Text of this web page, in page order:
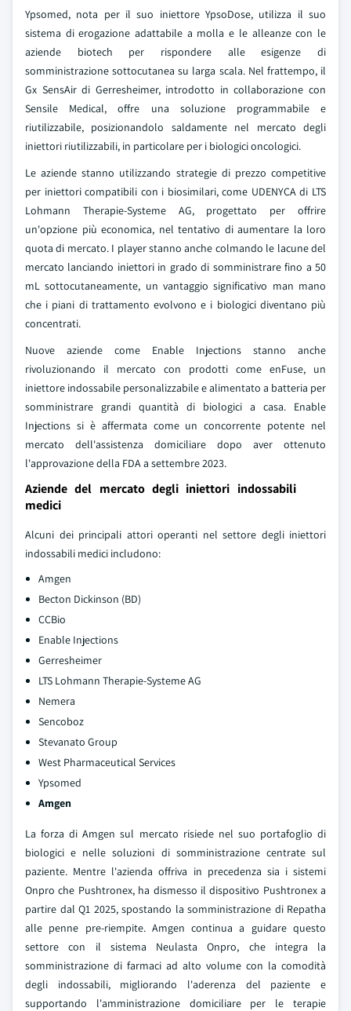
Ypsomed, nota per il suo iniettore YpsoDose, utilizza il suo
sistema di erogazione adattabile a molla e le alleanze con le
aziende biotech per rispondere alle esigenze di
somministrazione sottocutanea su larga scala. Nel frattempo, il
Gx SensAir di Gerresheimer, introdotto in collaborazione con
Sensile Medical, offre una soluzione programmabile e
riutilizzabile, posizionandolo saldamente nel mercato degli
iniettori riutilizzabili, in particolare per i biologici oncologici.
Le aziende stanno utilizzando strategie di prezzo competitive
per iniettori compatibili con i biosimilari, come UDENYCA di LTS
Lohmann Therapie-Systeme AG, progettato per offrire
un'opzione più economica, nel tentativo di aumentare la loro
quota di mercato. I player stanno anche colmando le lacune del
mercato lanciando iniettori in grado di somministrare fino a 50
mL sottocutaneamente, un vantaggio significativo man mano
che i piani di trattamento evolvono e i biologici diventano più
concentrati.
Nuove aziende come Enable Injections stanno anche
rivoluzionando il mercato con prodotti come enFuse, un
iniettore indossabile personalizzabile e alimentato a batteria per
somministrare grandi quantità di biologici a casa. Enable
Injections si è affermata come un concorrente potente nel
mercato dell'assistenza domiciliare dopo aver ottenuto
l'approvazione della FDA a settembre 2023.
Aziende del mercato degli iniettori indossabili
medici
Alcuni dei principali attori operanti nel settore degli iniettori
indossabili medici includono:
Amgen
Becton Dickinson (BD)
CCBio
Enable Injections
Gerresheimer
LTS Lohmann Therapie-Systeme AG
Nemera
Sencoboz
Stevanato Group
West Pharmaceutical Services
Ypsomed
Amgen
La forza di Amgen sul mercato risiede nel suo portafoglio di
biologici e nelle soluzioni di somministrazione centrate sul
paziente. Mentre l'azienda offriva in precedenza sia i sistemi
Onpro che Pushtronex, ha dismesso il dispositivo Pushtronex a
partire dal Q1 2025, spostando la somministrazione di Repatha
alle penne pre-riempite. Amgen continua a guidare questo
settore con il sistema Neulasta Onpro, che integra la
somministrazione di farmaci ad alto volume con la comodità
degli indossabili, migliorando l'aderenza del paziente e
supportando l'amministrazione domiciliare per le terapie